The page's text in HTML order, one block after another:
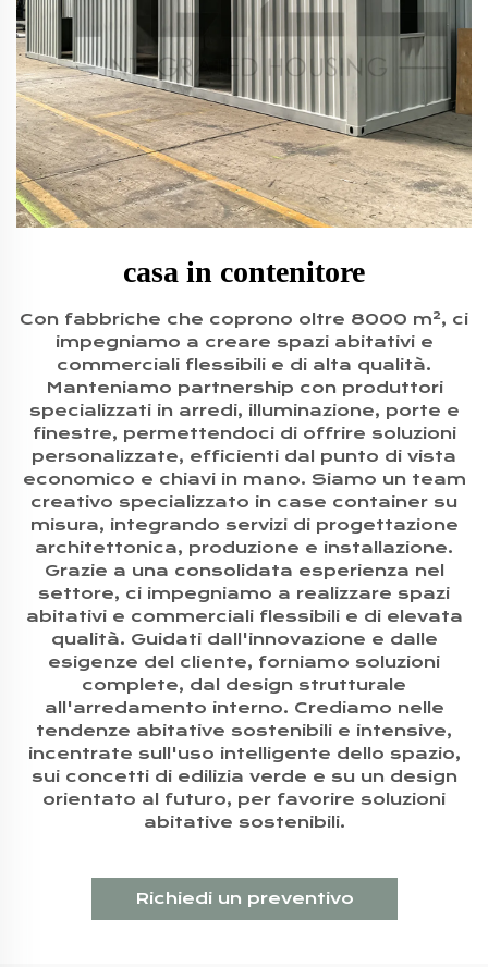
casa in contenitore
Con fabbriche che coprono oltre 8000 m², ci
impegniamo a creare spazi abitativi e
commerciali flessibili e di alta qualità.
Manteniamo partnership con produttori
specializzati in arredi, illuminazione, porte e
finestre, permettendoci di offrire soluzioni
personalizzate, efficienti dal punto di vista
economico e chiavi in mano. Siamo un team
creativo specializzato in case container su
misura, integrando servizi di progettazione
architettonica, produzione e installazione.
Grazie a una consolidata esperienza nel
settore, ci impegniamo a realizzare spazi
abitativi e commerciali flessibili e di elevata
qualità. Guidati dall'innovazione e dalle
esigenze del cliente, forniamo soluzioni
complete, dal design strutturale
all'arredamento interno. Crediamo nelle
tendenze abitative sostenibili e intensive,
incentrate sull'uso intelligente dello spazio,
sui concetti di edilizia verde e su un design
orientato al futuro, per favorire soluzioni
abitative sostenibili.
Richiedi un preventivo